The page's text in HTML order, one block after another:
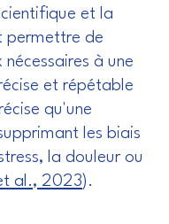
et la
permettre de
à une
et répétable
qu'une
les biais
la douleur ou
al., 2023).